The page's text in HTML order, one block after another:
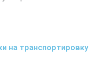
на транспортировку